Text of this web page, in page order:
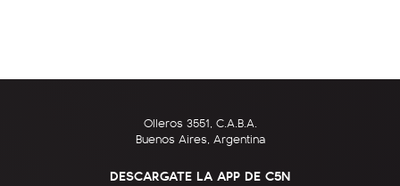
Olleros 3551, C.A.B.A.
Buenos Aires, Argentina
DESCARGATE LA APP DE C5N